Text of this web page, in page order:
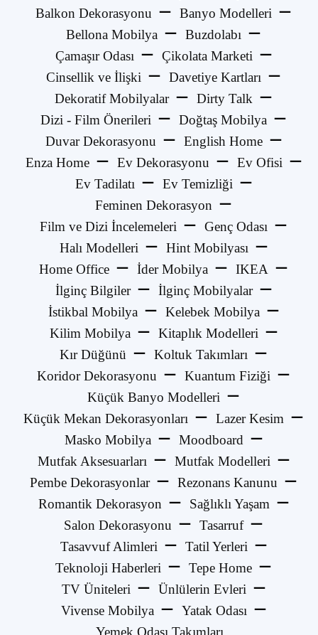
Balkon Dekorasyonu
Banyo Modelleri
Bellona Mobilya
Buzdolabı
Çamaşır Odası
Çikolata Marketi
Cinsellik ve İlişki
Davetiye Kartları
Dekoratif Mobilyalar
Dirty Talk
Dizi - Film Önerileri
Doğtaş Mobilya
Duvar Dekorasyonu
English Home
Enza Home
Ev Dekorasyonu
Ev Ofisi
Ev Tadilatı
Ev Temizliği
Feminen Dekorasyon
Film ve Dizi İncelemeleri
Genç Odası
Halı Modelleri
Hint Mobilyası
Home Office
İder Mobilya
IKEA
İlginç Bilgiler
İlginç Mobilyalar
İstikbal Mobilya
Kelebek Mobilya
Kilim Mobilya
Kitaplık Modelleri
Kır Düğünü
Koltuk Takımları
Koridor Dekorasyonu
Kuantum Fiziği
Küçük Banyo Modelleri
Küçük Mekan Dekorasyonları
Lazer Kesim
Masko Mobilya
Moodboard
Mutfak Aksesuarları
Mutfak Modelleri
Pembe Dekorasyonlar
Rezonans Kanunu
Romantik Dekorasyon
Sağlıklı Yaşam
Salon Dekorasyonu
Tasarruf
Tasavvuf Alimleri
Tatil Yerleri
Teknoloji Haberleri
Tepe Home
TV Üniteleri
Ünlülerin Evleri
Vivense Mobilya
Yatak Odası
Yemek Odası Takımları